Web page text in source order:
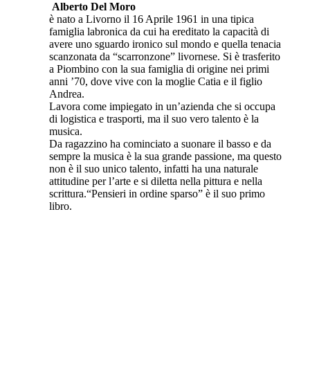
Alberto Del Moro
è nato a Livorno il 16 Aprile 1961 in una tipica
famiglia labronica da cui ha ereditato la capacità di
avere uno sguardo ironico sul mondo e quella tenacia
scanzonata da “scarronzone” livornese. Si è trasferito
a Piombino con la sua famiglia di origine nei primi
anni ’70, dove vive con la moglie Catia e il figlio
Andrea.
Lavora come impiegato in un’azienda che si occupa
di logistica e trasporti, ma il suo vero talento è la
musica.
Da ragazzino ha cominciato a suonare il basso e da
sempre la musica è la sua grande passione, ma questo
non è il suo unico talento, infatti ha una naturale
attitudine per l’arte e si diletta nella pittura e nella
scrittura.“Pensieri in ordine sparso” è il suo primo
libro.